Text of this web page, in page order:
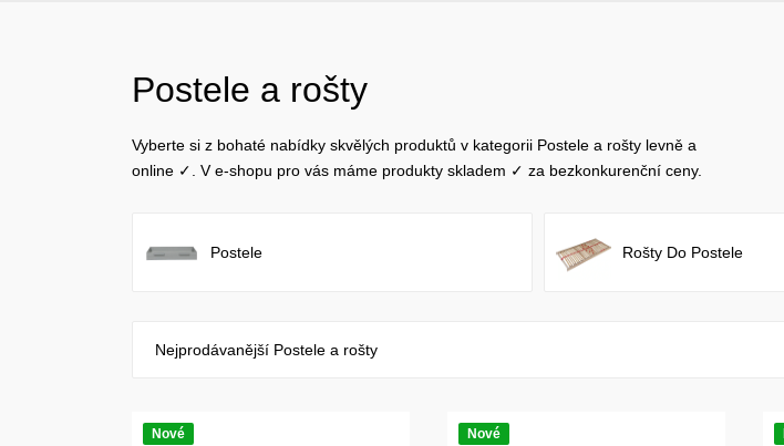
Postele a rošty
Vyberte si z bohaté nabídky skvělých produktů v kategorii Postele a rošty levně a
online ✓. V e-shopu pro vás máme produkty skladem ✓ za bezkonkurenční ceny.
Postele Rošty Do Postele
Nejprodávanější Postele a rošty
Nové Nové